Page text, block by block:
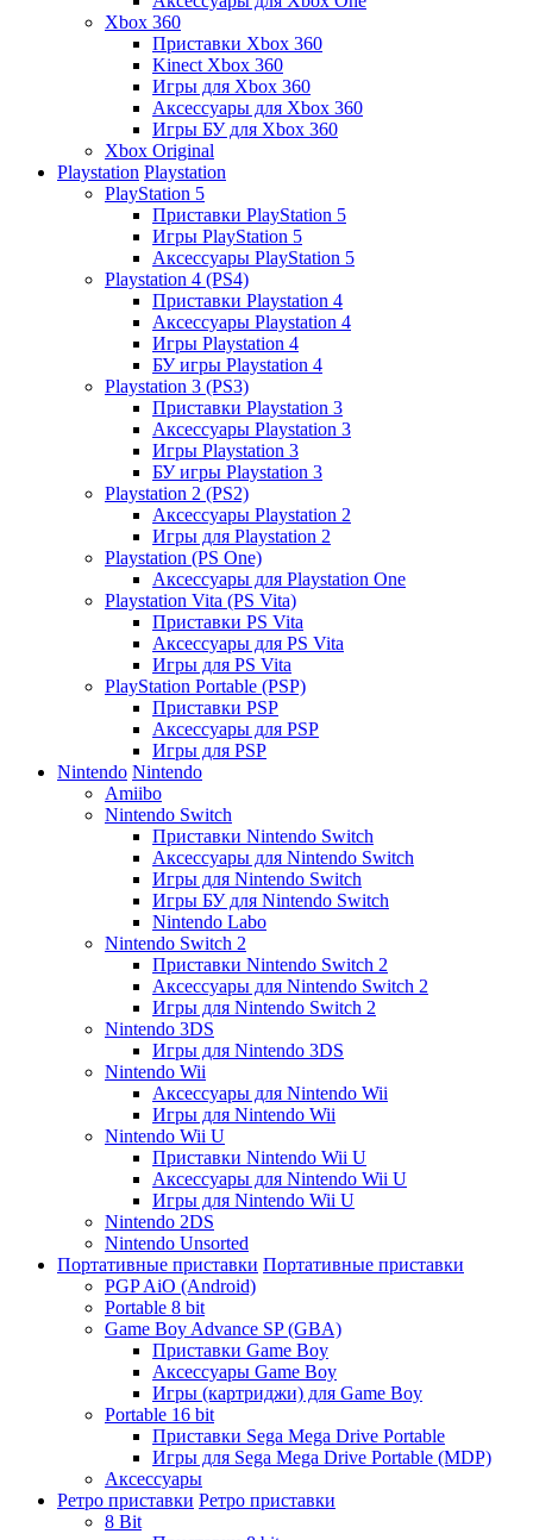
Xbox 360
Приставки Xbox 360
Kinect Xbox 360
Игры для Xbox 360
Аксессуары для Xbox 360
Игры БУ для Xbox 360
Xbox Original
Playstation Playstation
PlayStation 5
Приставки PlayStation 5
Игры PlayStation 5
Аксессуары PlayStation 5
Playstation 4 (PS4)
Приставки Playstation 4
Аксессуары Playstation 4
Игры Playstation 4
БУ игры Playstation 4
Playstation 3 (PS3)
Приставки Playstation 3
Аксессуары Playstation 3
Игры Playstation 3
БУ игры Playstation 3
Playstation 2 (PS2)
Аксессуары Playstation 2
Игры для Playstation 2
Playstation (PS One)
Аксессуары для Playstation One
Playstation Vita (PS Vita)
Приставки PS Vita
Аксессуары для PS Vita
Игры для PS Vita
PlayStation Portable (PSP)
Приставки PSP
Аксессуары для PSP
Игры для PSP
Nintendo Nintendo
Amiibo
Nintendo Switch
Приставки Nintendo Switch
Аксессуары для Nintendo Switch
Игры для Nintendo Switch
Игры БУ для Nintendo Switch
Nintendo Labo
Nintendo Switch 2
Приставки Nintendo Switch 2
Аксессуары для Nintendo Switch 2
Игры для Nintendo Switch 2
Nintendo 3DS
Игры для Nintendo 3DS
Nintendo Wii
Аксессуары для Nintendo Wii
Игры для Nintendo Wii
Nintendo Wii U
Приставки Nintendo Wii U
Аксессуары для Nintendo Wii U
Игры для Nintendo Wii U
Nintendo 2DS
Nintendo Unsorted
Портативные приставки Портативные приставки
PGP AiO (Android)
Portable 8 bit
Game Boy Advance SP (GBA)
Приставки Game Boy
Аксессуары Game Boy
Игры (картриджи) для Game Boy
Portable 16 bit
Приставки Sega Mega Drive Portable
Игры для Sega Mega Drive Portable (MDP)
Аксессуары
Ретро приставки Ретро приставки
8 Bit